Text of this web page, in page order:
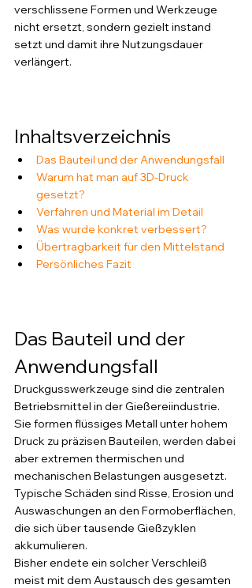
verschlissene Formen und Werkzeuge
nicht ersetzt, sondern gezielt instand
setzt und damit ihre Nutzungsdauer
verlängert.
Inhaltsverzeichnis
Das Bauteil und der Anwendungsfall
Warum hat man auf 3D-Druck
gesetzt?
Verfahren und Material im Detail
Was wurde konkret verbessert?
Übertragbarkeit für den Mittelstand
Persönliches Fazit
Das Bauteil und der
Anwendungsfall
Druckgusswerkzeuge sind die zentralen
Betriebsmittel in der Gießereiindustrie.
Sie formen flüssiges Metall unter hohem
Druck zu präzisen Bauteilen, werden dabei
aber extremen thermischen und
mechanischen Belastungen ausgesetzt.
Typische Schäden sind Risse, Erosion und
Auswaschungen an den Formoberflächen,
die sich über tausende Gießzyklen
akkumulieren.
Bisher endete ein solcher Verschleiß
meist mit dem Austausch des gesamten